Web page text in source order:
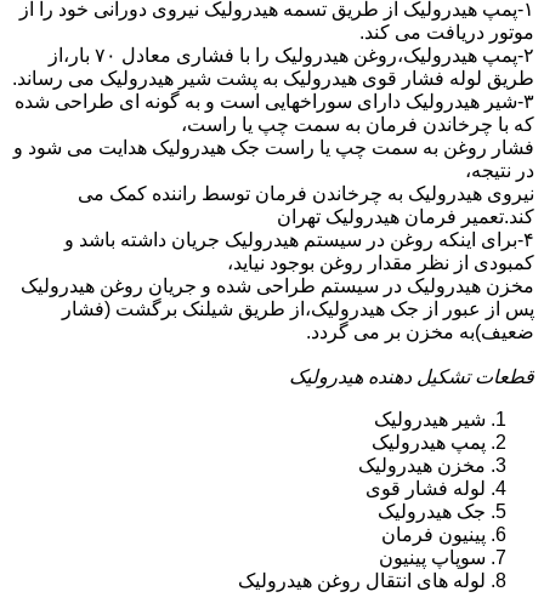
۱-پمپ هیدرولیک از طریق تسمه هیدرولیک نیروی دورانی خود را از
موتور دریافت می کند.
۲-پمپ هیدرولیک،روغن هیدرولیک را با فشاری معادل ۷۰ بار،از
طریق لوله فشار قوی هیدرولیک به پشت شیر هیدرولیک می رساند.
۳-شیر هیدرولیک دارای سوراخهایی است و به گونه ای طراحی شده
که با چرخاندن فرمان به سمت چپ یا راست،
فشار روغن به سمت چپ یا راست جک هیدرولیک هدایت می شود و
در نتیجه،
نیروی هیدرولیک به چرخاندن فرمان توسط راننده کمک می
کند.تعمیر فرمان هیدرولیک تهران
۴-برای اینکه روغن در سیستم هیدرولیک جریان داشته باشد و
کمبودی از نظر مقدار روغن بوجود نیاید،
مخزن هیدرولیک در سیستم طراحی شده و جریان روغن هیدرولیک
پس از عبور از جک هیدرولیک،از طریق شیلنک برگشت (فشار
ضعیف)به مخزن بر می گردد.
قطعات تشکیل دهنده هیدرولیک
شیر هیدرولیک
پمپ هیدرولیک
مخزن هیدرولیک
لوله فشار قوی
جک هیدرولیک
پینیون فرمان
سوپاپ پینیون
لوله های انتقال روغن هیدرولیک